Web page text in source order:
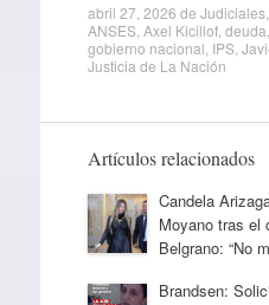
abril 27, 2026 de Judiciales,
ANSES, Axel Kicillof, deuda
gobierno nacional IPS,
Justicia de La Nación
Artículos relacionados
Candela
Moyano tras el
Belgrano: “No
Brandsen: